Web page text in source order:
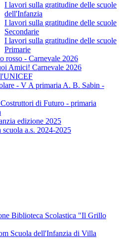
I lavori sulla gratitudine delle scuole
dell'Infanzia
I lavori sulla gratitudine delle scuole
Secondarie
I lavori sulla gratitudine delle scuole
Primarie
rosso - Carnevale 2026
Amici! Carnevale 2026
l'UNICEF
- V A primaria A. B. Sabin -
di Futuro - primaria
edizione 2025
a.s. 2024-2025
Biblioteca Scolastica "Il Grillo
Scuola dell'Infanzia di Villa